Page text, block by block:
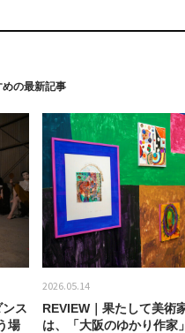
めの最新記事
ス
場
2026.05.14
REVIEW｜果たして美術
は、「大阪のゆかり作家